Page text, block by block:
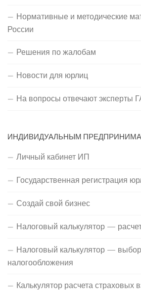
Нормативные и методические
России
Решения по жалобам
Новости для юрлиц
На вопросы отвечают эксперты
ИНДИВИДУАЛЬНЫМ
Личный кабинет ИП
Государственная регистрация
Создай свой бизнес
Налоговый калькулятор —
Налоговый калькулятор —
налогообложения
Калькулятор расчета страховых